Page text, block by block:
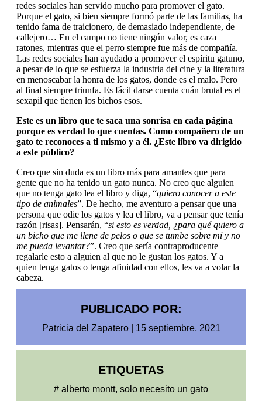
redes sociales han servido mucho para promover el gato.
Porque el gato, si bien siempre formó parte de las familias, ha
tenido fama de traicionero, de demasiado independiente, de
callejero… En el campo no tiene ningún valor, es caza
ratones, mientras que el perro siempre fue más de compañía.
Las redes sociales han ayudado a promover el espíritu gatuno,
a pesar de lo que se esfuerza la industria del cine y la literatura
en menoscabar la honra de los gatos, donde es el malo. Pero
al final siempre triunfa. Es fácil darse cuenta cuán brutal es el
sexapil que tienen los bichos esos.
Este es un libro que te saca una sonrisa en cada página
porque es verdad lo que cuentas. Como compañero de un
gato te reconoces a ti mismo y a él. ¿Este libro va dirigido
a este público?
Creo que sin duda es un libro más para amantes que para
gente que no ha tenido un gato nunca. No creo que alguien
que no tenga gato lea el libro y diga, “quiero conocer a este
tipo de animales”. De hecho, me aventuro a pensar que una
persona que odie los gatos y lea el libro, va a pensar que tenía
razón [risas]. Pensarán, “si esto es verdad, ¿para qué quiero a
un bicho que me llene de pelos o que se tumbe sobre mí y no
me pueda levantar?”. Creo que sería contraproducente
regalarle esto a alguien al que no le gustan los gatos. Y a
quien tenga gatos o tenga afinidad con ellos, les va a volar la
cabeza.
PUBLICADO POR:
Patricia del Zapatero 15 septiembre, 2021
ETIQUETAS
# alberto montt, solo necesito un gato